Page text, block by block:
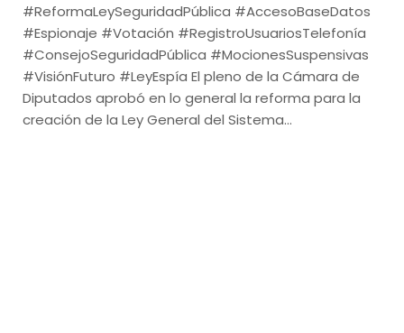
#ReformaLeySeguridadPública #AccesoBaseDatos
#Espionaje #Votación #RegistroUsuariosTelefonía
#ConsejoSeguridadPública #MocionesSuspensivas
#VisiónFuturo #LeyEspía El pleno de la Cámara de
Diputados aprobó en lo general la reforma para la
creación de la Ley General del Sistema…